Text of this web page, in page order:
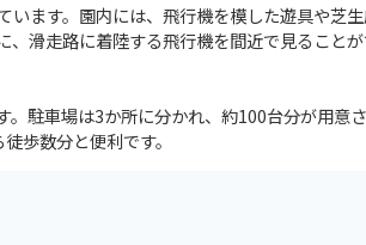
ます。園内には、飛行機を模した遊具や芝
滑走路に着陸する飛行機を間近で見ること
駐車場は3か所に分かれ、約100台分が用意
歩数分と便利です。